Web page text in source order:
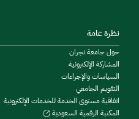
نظرة عامة
حول جامعة نجران
المشاركة الإلكترونية
السياسات والإجراءات
التقويم الجامعي
اتفاقية مستوى الخدمة للخدمات الإلكترونية
المكتبة الرقمية السعودية